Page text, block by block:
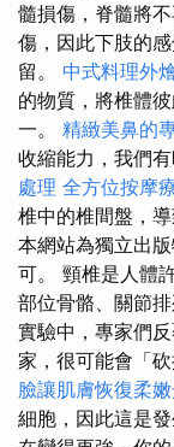
髓損傷，脊髓將
傷，因此下肢的
留。 中式料理外
的物質，將椎體
一。 精緻美鼻的
收縮能力，我們
處理 全方位按摩
椎中的椎間盤，
本網站為獨立出
可。 頸椎是人體
部位骨骼、關節
實驗中，專家們
家，很可能會「
臉讓肌膚恢復柔
細胞，因此這是